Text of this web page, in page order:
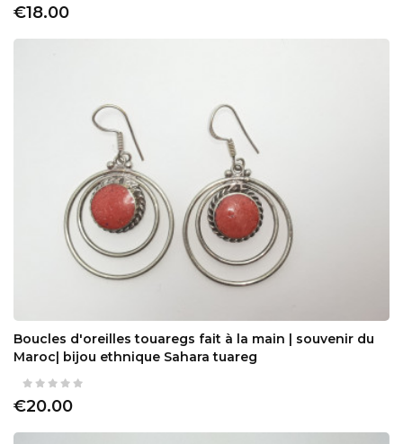
€18.00
Boucles d'oreilles touaregs fait à la main | souvenir du
Maroc| bijou ethnique Sahara tuareg
€20.00